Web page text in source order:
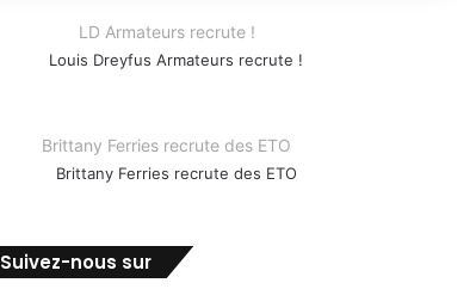
LD Armateurs recrute !
Brittany Ferries recrute des ETO
Suivez-nous sur